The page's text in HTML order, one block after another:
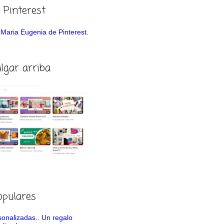
Pinterest
Eugenia de Pinterest.
arriba
Un regalo